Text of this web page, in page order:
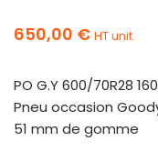
650,00 € HT unit.
PO G.Y 600/70R28
Pneu occasion
51 mm de gomme